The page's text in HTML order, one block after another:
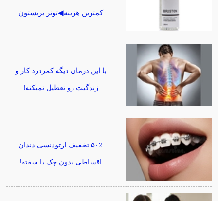
کمترین هزینه◀تونر بریستون
با این درمان دیگه کمردرد کار و
زندگیت رو تعطیل نمیکنه!
۵۰٪ تخفیف ارتودنسی دندان
اقساطی بدون چک یا سفته!